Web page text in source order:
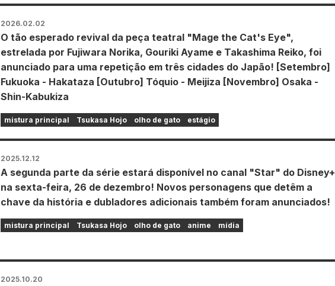
2026.02.02
O tão esperado revival da peça teatral "Mage the Cat's Eye",
estrelada por Fujiwara Norika, Gouriki Ayame e Takashima Reiko, foi
anunciado para uma repetição em três cidades do Japão! [Setembro]
Fukuoka - Hakataza [Outubro] Tóquio - Meijiza [Novembro] Osaka -
Shin-Kabukiza
mistura principal Tsukasa Hojo olho de gato estágio
2025.12.12
A segunda parte da série estará disponível no canal "Star" do Disney+
na sexta-feira, 26 de dezembro! Novos personagens que detêm a
chave da história e dubladores adicionais também foram anunciados!
mistura principal Tsukasa Hojo olho de gato anime mídia
2025.10.20